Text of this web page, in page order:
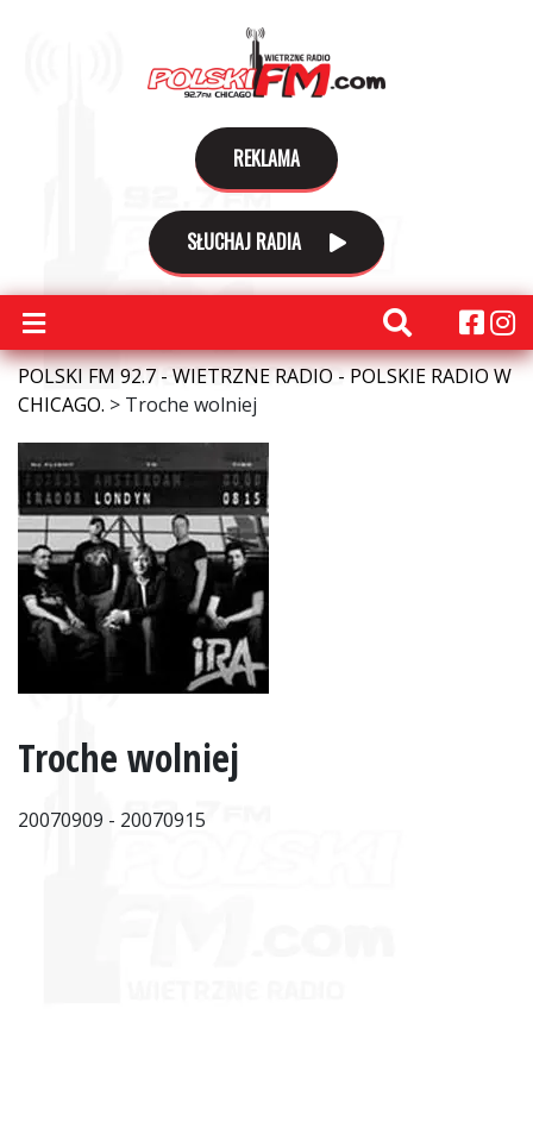
REKLAMA
SŁUCHAJ RADIA
POLSKI FM 92.7 - WIETRZNE RADIO - POLSKIE RADIO W
CHICAGO. > Troche wolniej
Troche wolniej
20070909 - 20070915